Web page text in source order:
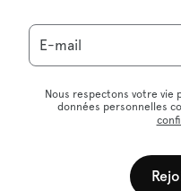
E-mail
Nous respectons votre vie
données personnelles